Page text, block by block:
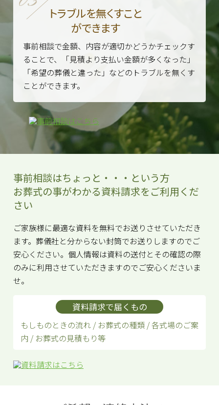
トラブルを無くすこと
ができます
事前相談で金額、内容が適切かどうかチェックす
ることで、「見積より支払い金額が多くなった」
「希望の葬儀と違った」などのトラブルを無くす
ことができます。
事前相談はちょっと・・・という方
お葬式の事がわかる資料請求をご利用くだ
さい
ご家族様に最適な資料を無料でお送りさせていただき
ます。葬儀社と分からない封筒でお送りしますのでご
安心ください。個人情報は資料の送付とその確認の際
のみに利用させていただきますのでご安心くださいま
せ。
資料請求で届くもの
もしものときの流れ / お葬式の種類 / 各式場のご案
内 / お葬式の見積もり等